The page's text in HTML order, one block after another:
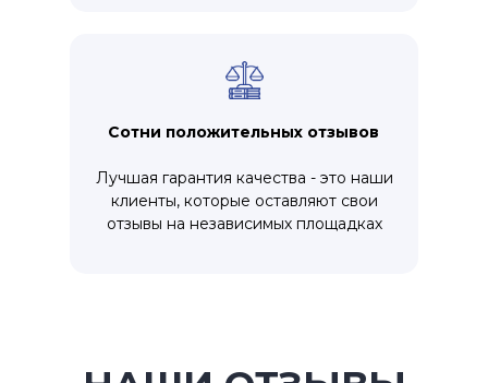
Лучшая гарантия качества - это наши
клиенты, которые оставляют свои
отзывы на независимых площадках
Сотни положительных отзывов